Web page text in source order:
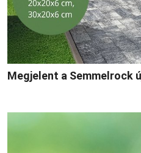
Megjelent a Semmelrock